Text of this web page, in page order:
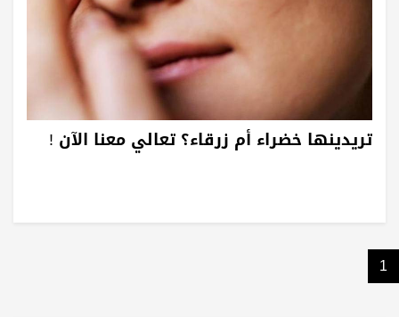
تريدينها خضراء أم زرقاء؟ تعالي معنا الآن !
1